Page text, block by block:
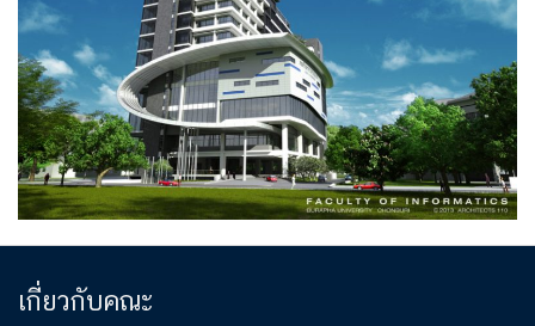
เกี่ยวกับคณะ